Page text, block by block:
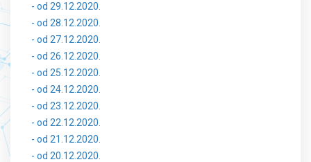
- od 29.12.2020.
- od 28.12.2020.
- od 27.12.2020.
- od 26.12.2020.
- od 25.12.2020.
- od 24.12.2020.
- od 23.12.2020.
- od 22.12.2020.
- od 21.12.2020.
- od 20.12.2020.